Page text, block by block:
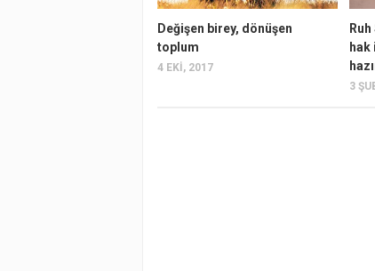
Değişen birey, dönüşen
toplum
4 EKI, 2017
3